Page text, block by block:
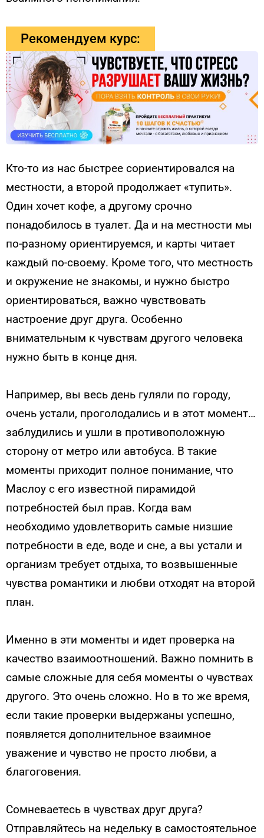
Рекомендуем курс:
Кто-то из нас быстрее сориентировался на
местности, а второй продолжает «тупить».
Один хочет кофе, а другому срочно
понадобилось в туалет. Да и на местности мы
по-разному ориентируемся, и карты читает
каждый по-своему. Кроме того, что местность
и окружение не знакомы, и нужно быстро
ориентироваться, важно чувствовать
настроение друг друга. Особенно
внимательным к чувствам другого человека
нужно быть в конце дня.
Например, вы весь день гуляли по городу,
очень устали, проголодались и в этот момент…
заблудились и ушли в противоположную
сторону от метро или автобуса. В такие
моменты приходит полное понимание, что
Маслоу с его известной пирамидой
потребностей был прав. Когда вам
необходимо удовлетворить самые низшие
потребности в еде, воде и сне, а вы устали и
организм требует отдыха, то возвышенные
чувства романтики и любви отходят на второй
план.
Именно в эти моменты и идет проверка на
качество взаимоотношений. Важно помнить в
самые сложные для себя моменты о чувствах
другого. Это очень сложно. Но в то же время,
если такие проверки выдержаны успешно,
появляется дополнительное взаимное
уважение и чувство не просто любви, а
благоговения.
Сомневаетесь в чувствах друг друга?
Отправляйтесь на недельку в самостоятельное